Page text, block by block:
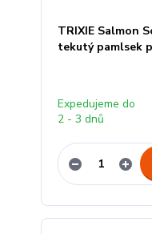
TRIXIE Salmon
tekutý pamlsek
Expedujeme do
2 - 3 dnů